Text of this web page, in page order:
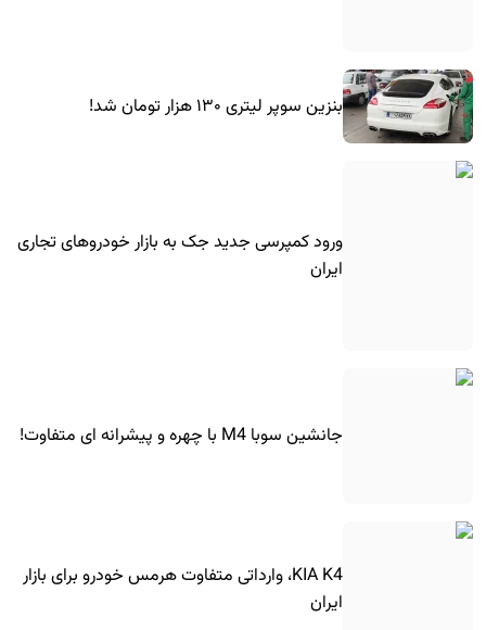
بنزین سوپر لیتری ۱۳۰ هزار تومان شد!
ورود کمپرسی جدید جک به بازار خودروهای تجاری
ایران
جانشین سوبا M4 با چهره و پیشرانه ای متفاوت!
KIA K4، وارداتی متفاوت هرمس خودرو برای بازار
ایران